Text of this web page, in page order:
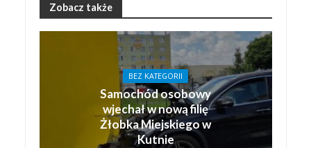
Zobacz także
BEZ KATEGORII
Samochód osobowy
wjechał w nową filię
Żłobka Miejskiego w
Kutnie